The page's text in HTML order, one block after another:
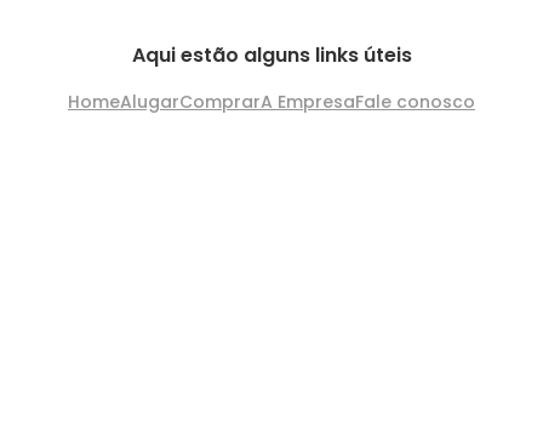
Aqui estão alguns links úteis
HomeAlugarComprarA EmpresaFale conosco